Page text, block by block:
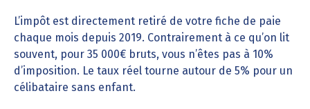
L’impôt est directement retiré de votre fiche de paie
chaque mois depuis 2019. Contrairement à ce qu’on lit
souvent, pour 35 000€ bruts, vous n’êtes pas à 10%
d’imposition. Le taux réel tourne autour de 5% pour un
célibataire sans enfant.